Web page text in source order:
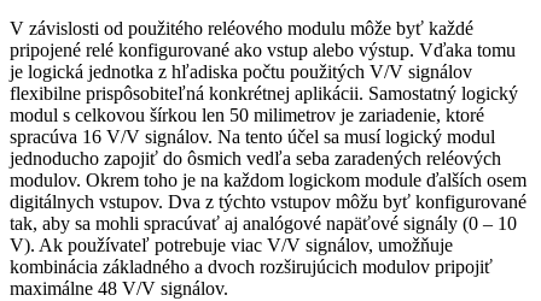
V závislosti od použitého reléového modulu môže byť každé
pripojené relé konfigurované ako vstup alebo výstup. Vďaka tomu
je logická jednotka z hľadiska počtu použitých V/V signálov
flexibilne prispôsobiteľná konkrétnej aplikácii. Samostatný logický
modul s celkovou šírkou len 50 milimetrov je zariadenie, ktoré
spracúva 16 V/V signálov. Na tento účel sa musí logický modul
jednoducho zapojiť do ôsmich vedľa seba zaradených reléových
modulov. Okrem toho je na každom logickom module ďalších osem
digitálnych vstupov. Dva z týchto vstupov môžu byť konfigurované
tak, aby sa mohli spracúvať aj analógové napäťové signály (0 – 10
V). Ak používateľ potrebuje viac V/V signálov, umožňuje
kombinácia základného a dvoch rozširujúcich modulov pripojiť
maximálne 48 V/V signálov.